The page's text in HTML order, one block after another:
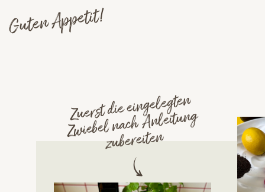
Guten Appetit!
Zuerst die eingelegten
Zwiebel nach Anleitung
zubereiten